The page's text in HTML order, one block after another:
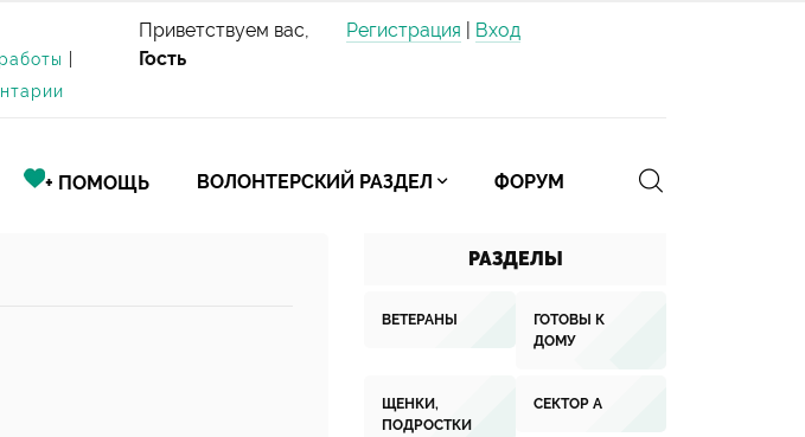
Приветствуем вас,
Гость
Регистрация Вход
+ ПОМОЩЬ ВОЛОНТЕРСКИЙ РАЗДЕЛ ФОРУМ
РАЗДЕЛЫ
ВЕТЕРАНЫ
ГОТОВЫ К
ДОМУ
ЩЕНКИ,
ПОДРОСТКИ
СЕКТОР А